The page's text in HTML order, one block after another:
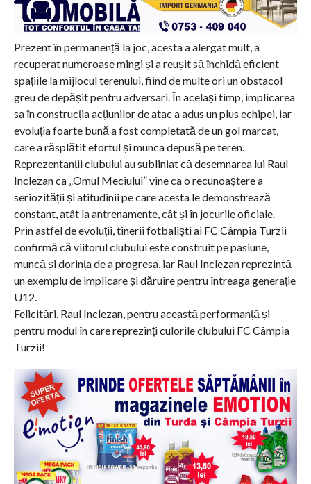
Prezent în permanență la joc, acesta a alergat mult, a
recuperat numeroase mingi și a reușit să închidă eficient
spațiile la mijlocul terenului, fiind de multe ori un obstacol
greu de depășit pentru adversari. În același timp, implicarea
sa în construcția acțiunilor de atac a adus un plus echipei, iar
evoluția foarte bună a fost completată de un gol marcat,
care a răsplătit efortul și munca depusă pe teren.
Reprezentanții clubului au subliniat că desemnarea lui Raul
Inclezan ca „Omul Meciului” vine ca o recunoaștere a
seriozității și atitudinii pe care acesta le demonstrează
constant, atât la antrenamente, cât și în jocurile oficiale.
Prin astfel de evoluții, tinerii fotbaliști ai FC Câmpia Turzii
confirmă că viitorul clubului este construit pe pasiune,
muncă și dorința de a progresa, iar Raul Inclezan reprezintă
un exemplu de implicare și dăruire pentru întreaga generație
U12.
Felicitări, Raul Inclezan, pentru această performanță și
pentru modul în care reprezinți culorile clubului FC Câmpia
Turzii!